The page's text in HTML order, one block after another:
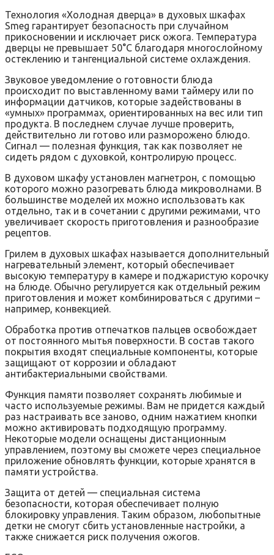
Технология «Холодная дверца» в духовых шкафах
Smeg гарантирует безопасность при случайном
прикосновении и исключает риск ожога. Температура
дверцы не превышает 50°С благодаря многослойному
остеклению и тангенциальной системе охлаждения.
Звуковое уведомление о готовности блюда
происходит по выставленному вами таймеру или по
информации датчиков, которые задействованы в
«умных‎» программах, ориентированных на вес или тип
продукта. В последнем случае лучше проверить,
действительно ли готово или разморожено блюдо.
Сигнал — полезная функция, так как позволяет не
сидеть рядом с духовкой, контролирую процесс.
В духовом шкафу установлен магнетрон, с помощью
которого можно разогревать блюда микроволнами. В
большинстве моделей их можно использовать как
отдельно, так и в сочетании с другими режимами, что
увеличивает скорость приготовления и разнообразие
рецептов.
Грилем в духовых шкафах называется дополнительный
нагревательный элемент, который обеспечивает
высокую температуру в камере и поджаристую корочку
на блюде. Обычно регулируется как отдельный режим
приготовления и может комбинироваться с другими –
например, конвекцией.
Обработка против отпечатков пальцев освобождает
от постоянного мытья поверхности. В состав такого
покрытия входят специальные компоненты, которые
защищают от коррозии и обладают
антибактериальными свойствами.
Функция памяти позволяет сохранять любимые и
часто используемые режимы. Вам не придется каждый
раз настраивать все заново, одним нажатием кнопки
можно активировать подходящую программу.
Некоторые модели оснащены дистанционным
управлением, поэтому вы сможете через специальное
приложение обновлять функции, которые хранятся в
памяти устройства.
Защита от детей — специальная система
безопасности, которая обеспечивает полную
блокировку управления. Таким образом, любопытные
детки не смогут сбить установленные настройки, а
также снижается риск получения ожогов.